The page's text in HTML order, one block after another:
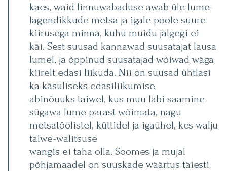
käes, waid linnuwabaduse awab üle lume-
lagendikkude metsa ja igale poole suure
kiirusega minna, kuhu muidu jälgegi ei
käi. Sest suusad kannawad suusatajat lausa
lumel, ja õppinud suusatajad wõiwad wäga
kiirelt edasi liikuda. Nii on suusad ühtlasi
ka käsuliseks edasiliikumise
abinõuuks taiwel, kus muu läbi­ saamine
sügawa lume pärast wõimata, nagu
metsatöölistel, küttidel ja igaühel, kes walju
talwe-walitsuse
wangis ei taha olla. Soomes ja mujal
põhjamaadel on suuskade wäärtus täiesti